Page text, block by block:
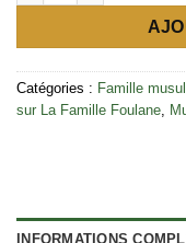
Catégories : Famille
sur La Famille Foulane
INFORMATIONS